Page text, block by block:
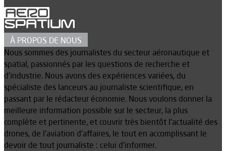
À PROPOS DE NOUS
Nous sommes des journalistes du secteur aéronautique et
spatial, passionnés par les questions de recherche et
d’industrie. Nous avons des expériences variées, du
spécialiste des lanceurs au journaliste scientifique, en
passant par le rédacteur économie. Nous voulons donner la
meilleure information possible sur le secteur, la plus
complète et pertinente, et couvrir très bientôt l’actualité des
drones, de l’aviation d’affaires, le tout en accomplissant le
devoir de tout journaliste : celui d’informer.